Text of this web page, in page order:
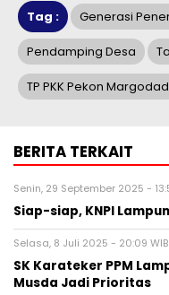
Tag : Generasi
Pendamping Desa
TP PKK Pekon
BERITA TERKAIT
Senin, 29 September 2025 -
Siap-siap, KNPI
Selasa, 8 Juli 2025 - 20:09 WIB
SK Karateker PPM
Musda Jadi Prioritas